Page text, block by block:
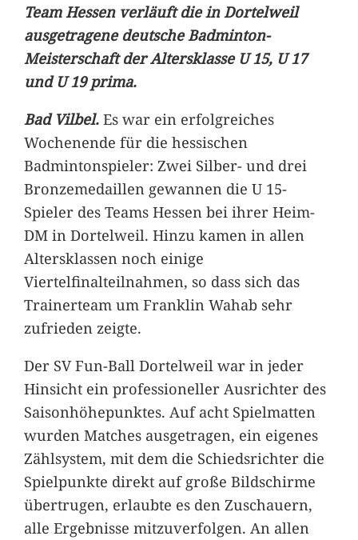
Team Hessen verläuft die in Dortelweil
ausgetragene deutsche Badminton-
Meisterschaft der Altersklasse U 15, U 17
und U 19 prima.
Bad Vilbel. Es war ein erfolgreiches
Wochenende für die hessischen
Badmintonspieler: Zwei Silber- und drei
Bronzemedaillen gewannen die U 15-
Spieler des Teams Hessen bei ihrer Heim-
DM in Dortelweil. Hinzu kamen in allen
Altersklassen noch einige
Viertelfinalteilnahmen, so dass sich das
Trainerteam um Franklin Wahab sehr
zufrieden zeigte.
Der SV Fun-Ball Dortelweil war in jeder
Hinsicht ein professioneller Ausrichter des
Saisonhöhepunktes. Auf acht Spielmatten
wurden Matches ausgetragen, ein eigenes
Zählsystem, mit dem die Schiedsrichter die
Spielpunkte direkt auf große Bildschirme
übertrugen, erlaubte es den Zuschauern,
alle Ergebnisse mitzuverfolgen. An allen